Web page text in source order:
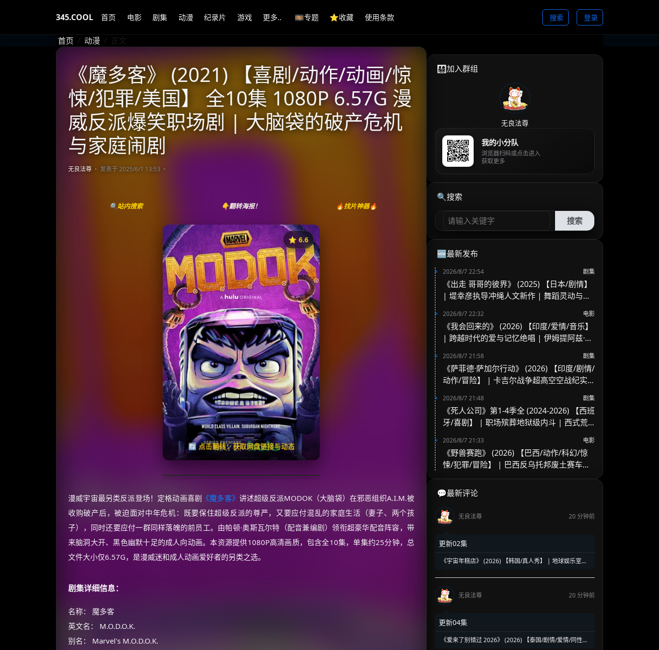
345.COOL 首页 电影 剧集 动漫 纪录片 游戏 更多.. 🎞️专题 ⭐️收藏 使用条款 搜索 登录
首页 动漫 正文
《魔多客》 (2021) 【喜剧/动作/动画/惊
悚/犯罪/美国】 全10集 1080P 6.57G 漫
威反派爆笑职场剧 | 大脑袋的破产危机
与家庭闹剧
无良法尊 发表于 2025/6/1 13:53
🔍站内搜索 👇翻转海报！ 🔥找片神器🔥
⭐️ 6.6
🔄 点击翻转：获取网盘链接与动态
《魔多客》
⭐
收藏
⭐️ 评分：6.6 | 🎬 2021年
✅ 已完结
夸克网盘
失效请反馈
🧧️
天天领红包
漫威宇宙最另类反派登场！定格动画喜剧 《魔多客》 讲述超级反派MODOK（大脑袋）在邪恶组织A.I.M.被
收购破产后，被迫面对中年危机：既要保住超级反派的尊严，又要应付混乱的家庭生活（妻子、两个孩
子），同时还要应付一群同样落魄的前员工。由帕顿·奥斯瓦尔特（配音兼编剧）领衔超豪华配音阵容，带
来脑洞大开、黑色幽默十足的成人向动画。本资源提供1080P高清画质，包含全10集，单集约25分钟，总
文件大小仅6.57G，是漫威迷和成人动画爱好者的另类之选。
剧集详细信息：
名称： 魔多客
英文名： M.O.D.O.K.
别名： Marvel's M.O.D.O.K.
👨‍👩‍👧‍👦加入群组
无良法尊
我的小分队
浏览器扫码或点击进入
获取更多
🔍搜索
搜索
🆕最新发布
2026/8/7 22:54 剧集
《出走 哥哥的彼界》 (2025) 【日本/剧情】
| 堤幸彦执导冲绳人文新作 | 舞蹈灵动与家
2026/8/7 22:32 电影
《我会回来的》 (2026) 【印度/爱情/音乐】
| 跨越时代的爱与记忆绝唱 | 伊姆提阿兹·阿
2026/8/7 21:58 剧集
《萨菲德·萨加尔行动》 (2026) 【印度/剧情/
动作/冒险】 | 卡吉尔战争超高空空战纪实 |
2026/8/7 21:48 剧集
《死人公司》第1-4季全 (2024-2026) 【西班
牙/喜剧】 | 职场殡葬地狱级内斗 | 西式荒
2026/8/7 21:33 电影
《野兽赛跑》 (2026) 【巴西/动作/科幻/惊
悚/犯罪/冒险】 | 巴西反乌托邦废土赛车竞
💬最新评论
无良法尊 20 分钟前
更新02集
《宇宙年糕店》 (2026) 【韩国/真人秀】 | 地球娱乐室原
无良法尊 20 分钟前
更新04集
《爱来了别错过 2026》 (2026) 【泰国/剧情/爱情/同性】